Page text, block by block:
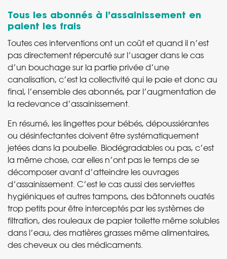
Tous les abonnés à l’assainissement en
paient les frais
Toutes ces interventions ont un coût et quand il n’est
pas directement répercuté sur l’usager dans le cas
d’un bouchage sur la partie privée d’une
canalisation, c’est la collectivité qui le paie et donc au
final, l’ensemble des abonnés, par l’augmentation de
la redevance d’assainissement.
En résumé, les lingettes pour bébés, dépoussiérantes
ou désinfectantes doivent être systématiquement
jetées dans la poubelle. Biodégradables ou pas, c’est
la même chose, car elles n’ont pas le temps de se
décomposer avant d’atteindre les ouvrages
d’assainissement. C’est le cas aussi des serviettes
hygiéniques et autres tampons, des bâtonnets ouatés
trop petits pour être interceptés par les systèmes de
filtration, des rouleaux de papier toilette même solubles
dans l’eau, des matières grasses même alimentaires,
des cheveux ou des médicaments.